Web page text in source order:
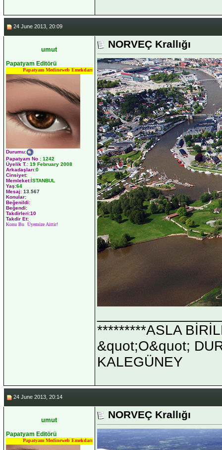
24 June 2013, 20:09
umut
Papatyam Editörü
Papatyam Medineweb Emekdarı
Durumu:
Papatyam No : 1242
Üyelik T.: 19 February 2008
Arkadaşları:0
Cinsiyet:
Memleket:İSTANBUL
Yaş:64
Mesaj: 13.567
Konular:
Beğenildi:
Beğendi:
Takdirleri:10
Takdir Et:
Konu Bu Üyemize Aittir!
NORVEÇ Krallığı
*********ASLA
&quot;O&quot;
KALEGÜNEY
24 June 2013, 20:14
umut
Papatyam Editörü
Papatyam Medineweb Emekdarı
NORVEÇ Krallığı